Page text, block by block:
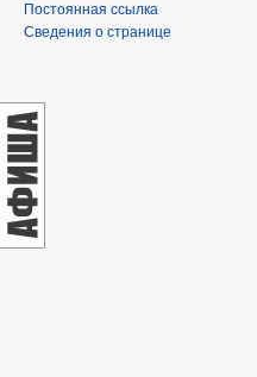
Постоянная ссылка
Сведения о странице